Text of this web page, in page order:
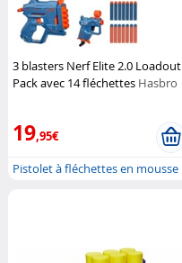
3 blasters Nerf Elite 2.0 Loadout
Pack avec 14 fléchettes Hasbro
19,95€
Pistolet à fléchettes en mousse